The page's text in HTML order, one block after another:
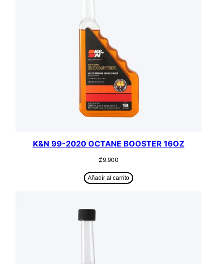
K&N 99-2020 OCTANE BOOSTER 16OZ
₡9.900
Añadir al carrito